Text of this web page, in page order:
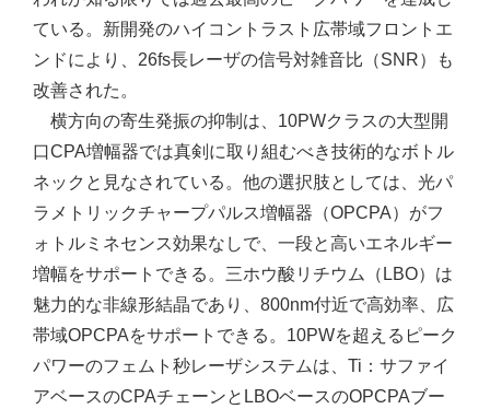
ている。新開発のハイコントラスト広帯域フロントエ
ンドにより、26fs長レーザの信号対雑音比（SNR）も
改善された。
横方向の寄生発振の抑制は、10PWクラスの大型開
口CPA増幅器では真剣に取り組むべき技術的なボトル
ネックと見なされている。他の選択肢としては、光パ
ラメトリックチャープパルス増幅器（OPCPA）がフ
ォトルミネセンス効果なしで、一段と高いエネルギー
増幅をサポートできる。三ホウ酸リチウム（LBO）は
魅力的な非線形結晶であり、800nm付近で高効率、広
帯域OPCPAをサポートできる。10PWを超えるピーク
パワーのフェムト秒レーザシステムは、Ti：サファイ
アベースのCPAチェーンとLBOベースのOPCPAブー